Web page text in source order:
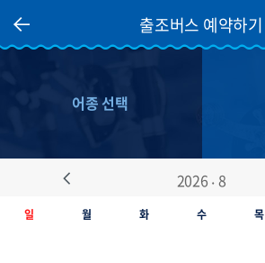
출조버스 예약하기
어종 선택
2026 .8
일 월 화 수 목